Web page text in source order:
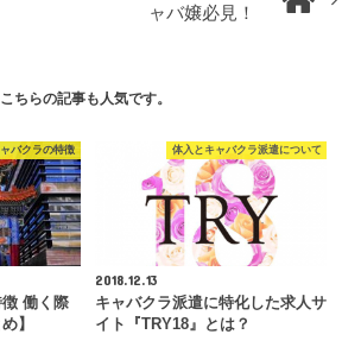
ャバ嬢必見！
こちらの記事も人気です。
バクラの特徴
働く際
】
体入とキャバクラ派遣について
2018.12.13
キャバクラ派遣に特化した求人サ
イト『TRY18』とは？